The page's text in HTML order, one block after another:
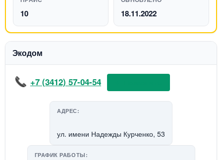
10 18.11.2022
Экодом
+7 (3412) 57-04-54
АДРЕС:
ул. имени Надежды Курченко, 53
ГРАФИК РАБОТЫ: